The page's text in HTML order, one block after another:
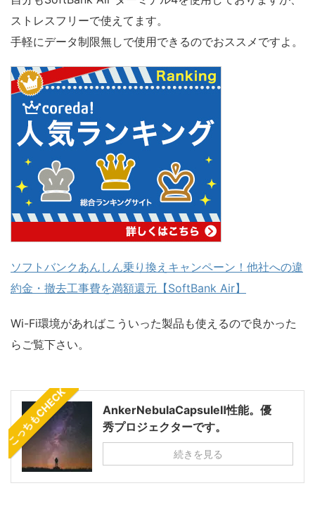
ストレスフリーで使えてます。
手軽にデータ制限無しで使用できるのでおススメですよ。
ソフトバンクあんしん乗り換えキャンペーン！他社への違
約金・撤去工事費を満額還元【SoftBank Air】
Wi-Fi環境があればこういった製品も使えるので良かった
らご覧下さい。
こっちもCHECK
AnkerNebulaCapsuleⅡ性能。優
秀プロジェクターです。
続きを見る